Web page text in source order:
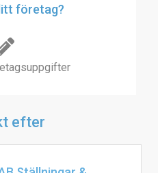
företag?
efter